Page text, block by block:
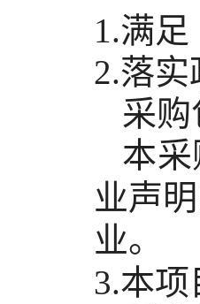
1.满
2.落
采购
本
业声
业。
3.本